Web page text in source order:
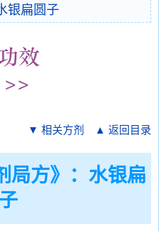
银扁圆子
▼ 相关方剂 ▲ 返回目录
局方》：水银扁